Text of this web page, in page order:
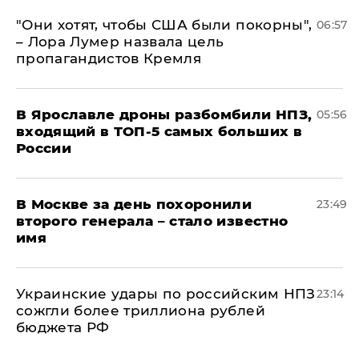
"Они хотят, чтобы США были покорны",
– Лора Лумер назвала цель
пропагандистов Кремля
06:57
В Ярославле дроны разбомбили НПЗ,
входящий в ТОП-5 самых больших в
России
05:56
В Москве за день похоронили
второго генерала – стало известно
имя
23:49
Украинские удары по российским НПЗ
сожгли более триллиона рублей
бюджета РФ
23:14